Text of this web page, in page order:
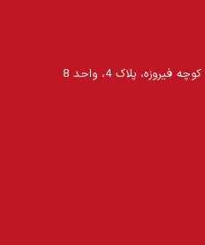
پلاک 4، واحد 8